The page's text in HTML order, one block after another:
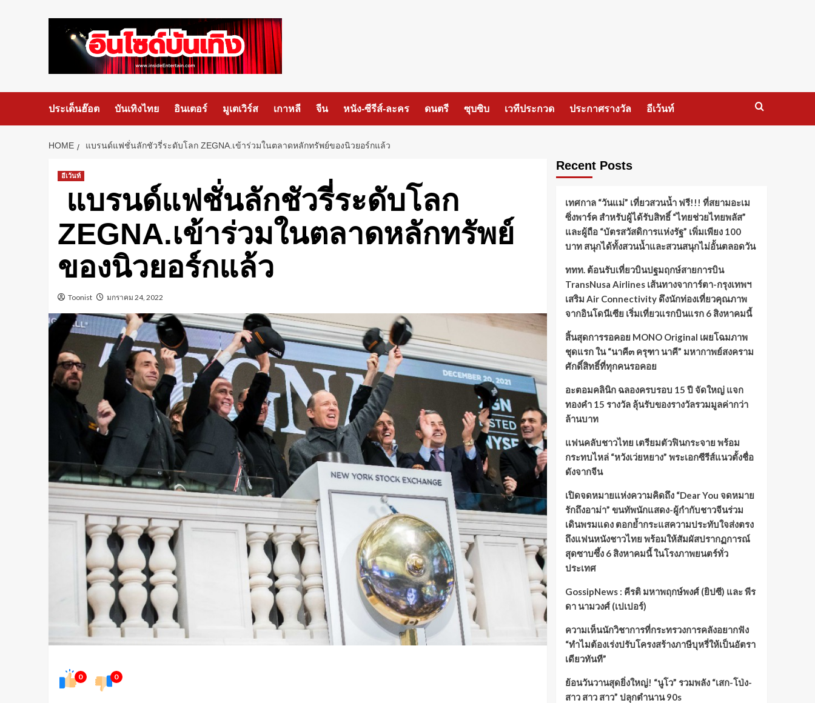
ประเด็นฮ๊อต บันเทิงไทย อินเตอร์ มูเตเวิร์ส เกาหลี จีน หนัง-ซีรีส์-ละคร ดนตรี ซุบซิบ เวทีประกวด ประกาศรางวัล อีเว้นท์
HOME ​​​ แบรนด์แฟชั่น​ลักชัวรี่ระดับโลก​ ZEGNA.เข้าร่วมในตลาดหลักทรัพย์ของนิวยอร์กแล้ว​
อีเว้นท์
​​​ แบรนด์แฟชั่น​ลักชัวรี่ระดับโลก​
ZEGNA.เข้าร่วมในตลาดหลักทรัพย์
ของนิวยอร์กแล้ว​
Toonist มกราคม 24, 2022
0 0
Recent Posts
เทศกาล “วันแม่” เที่ยวสวนน้ำ ฟรี!!! ที่สยามอะเม
ซิ่งพาร์ค สำหรับผู้ได้รับสิทธิ์ “ไทยช่วยไทยพลัส”
และผู้ถือ “บัตรสวัสดิการแห่งรัฐ” เพิ่มเพียง 100
บาท สนุกได้ทั้งสวนน้ำและสวนสนุกไม่อั้นตลอดวัน
ททท. ต้อนรับเที่ยวบินปฐมฤกษ์สายการบิน
TransNusa Airlines เส้นทางจาการ์ตา-กรุงเทพฯ
เสริม Air Connectivity ดึงนักท่องเที่ยวคุณภาพ
จากอินโดนีเซีย เริ่มเที่ยวแรกบินแรก 6 สิงหาคมนี้
สิ้นสุดการรอคอย MONO Original เผยโฉมภาพ
ชุดแรก ใน “นาคี๓ ครุฑา นาคี” มหากาพย์สงคราม
ศักดิ์สิทธิ์ที่ทุกคนรอคอย
อะตอมคลินิก ฉลองครบรอบ 15 ปี จัดใหญ่ แจก
ทองคำ 15 รางวัล ลุ้นรับของรางวัลรวมมูลค่ากว่า
ล้านบาท
แฟนคลับชาวไทย เตรียมตัวฟินกระจาย พร้อม
กระทบไหล่ “หวังเว่ยหยาง” พระเอกซีรีส์แนวตั้งชื่อ
ดังจากจีน
เปิดจดหมายแห่งความคิดถึง “Dear You จดหมาย
รักถึงอาม่า” ขนทัพนักแสดง-ผู้กำกับชาวจีนร่วม
เดินพรมแดง ตอกย้ำกระแสความประทับใจส่งตรง
ถึงแฟนหนังชาวไทย พร้อมให้สัมผัสปรากฏการณ์
สุดซาบซึ้ง 6 สิงหาคมนี้ ในโรงภาพยนตร์ทั่ว
ประเทศ
GossipNews : คีรติ มหาพฤกษ์พงศ์ (ยิปซี) และ พีร
ดา นามวงศ์ (เปเปอร์)
ความเห็นนักวิชาการที่กระทรวงการคลังอยากฟัง
“ทำไมต้องเร่งปรับโครงสร้างภาษีบุหรี่ให้เป็นอัตรา
เดียวทันที”
ย้อนวันวานสุดยิ่งใหญ่! “นูโว” รวมพลัง “เสก-โป่ง-
สาว สาว สาว” ปลุกตำนาน 90s